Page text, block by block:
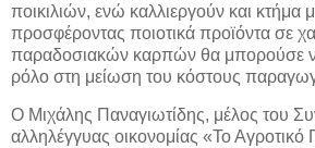
ποικιλιών, ενώ καλλιεργούν και κτήμα
προσφέροντας ποιοτικά προϊόντα σε
παραδοσιακών καρπών θα μπορούσε να
ρόλο στη μείωση του κόστους
Ο Μιχάλης Παναγιωτίδης, μέλος του
αλληλέγγυας οικονομίας «Το